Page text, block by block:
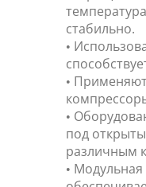
стабильно.
•
•
•
под
различным
•